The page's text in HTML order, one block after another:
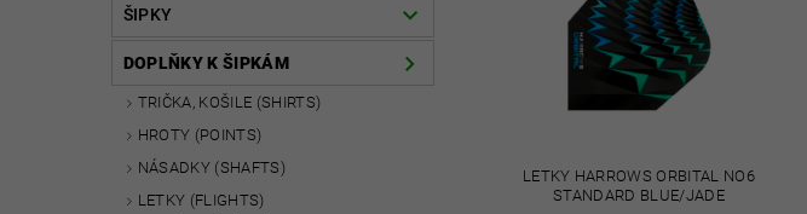
ŠIPKY
DOPLŇKY K ŠIPKÁM
TRIČKA, KOŠILE (SHIRTS)
HROTY (POINTS)
NÁSADKY (SHAFTS)
LETKY (FLIGHTS)
LETKY HARROWS ORBITAL NO6
STANDARD BLUE/JADE